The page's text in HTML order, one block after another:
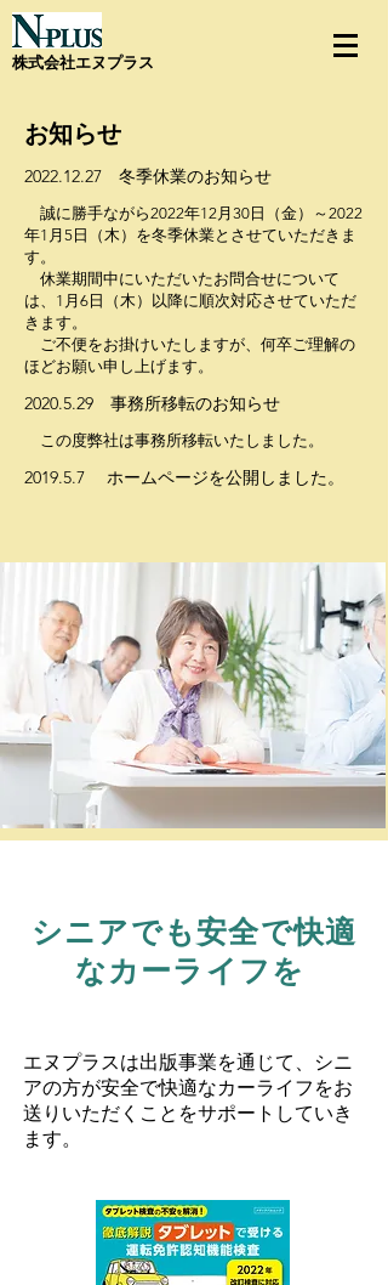
​株式会社エヌプラス
​お知らせ
2022.12.27 冬季休業のお知らせ
誠に勝手ながら2022年12月30日（金）～2022
年1月5日（木）を冬季休業とさせていただきま
す。
休業期間中にいただいたお問合せについて
は、1月6日（木）以降に順次対応させていただ
きます。
ご不便をお掛けいたしますが、何卒ご理解の
ほどお願い申し上げます。
2020.5.29 事務所移転のお知らせ
この度弊社は事務所移転いたしました。
​2019.5.7 ホームページを公開しました。
シニアでも安全で快適
なカーライフを
エヌプラスは出版事業を通じて、シニ
アの方が安全で快適なカーライフをお
送りいただくことをサポートしていき
ます。